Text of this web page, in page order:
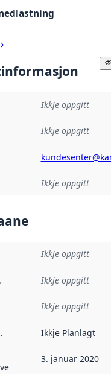
Ikkje oppgitt
Ikkje oppgitt
Ikkje oppgitt
Ikkje oppgitt
:
Ikkje oppgitt
Ikkje oppgitt
:
Ikkje Planlagt
: Denne datoen seier
3. januar 2020